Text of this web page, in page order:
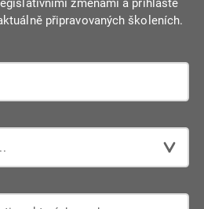
připravovaných školeních.